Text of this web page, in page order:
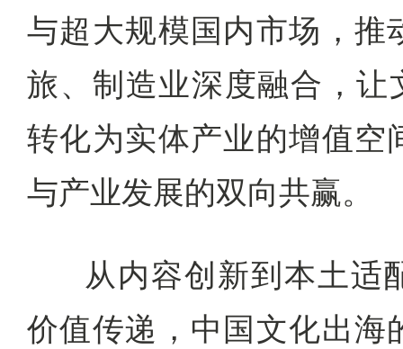
与超大规模国内市场，推
旅、制造业深度融合，让
转化为实体产业的增值空
与产业发展的双向共赢。
从内容创新到本土适
价值传递，中国文化出海